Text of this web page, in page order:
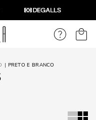
PRETO E BRANCO